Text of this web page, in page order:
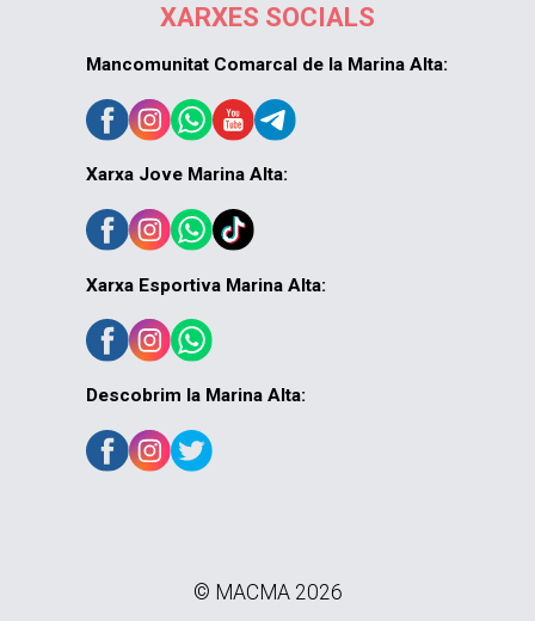
XARXES SOCIALS
Mancomunitat Comarcal de la Marina Alta:
Xarxa Jove Marina Alta:
Xarxa Esportiva Marina Alta:
Descobrim la Marina Alta:
© MACMA 2026